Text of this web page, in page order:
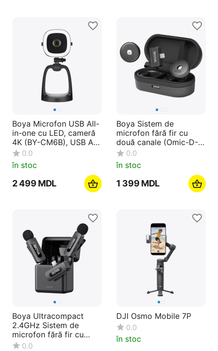
Boya Microfon USB All-
in-one cu LED, cameră
4K (BY-CM6B), USB A
la C (1.2m), negru
0.0
în stoc
2 499 MDL
Boya Sistem de
microfon fără fir cu
două canale (Omic-D-
B), mufă Lightning,
negru
0.0
în stoc
1 399 MDL
Boya Ultracompact
2.4GHz Sistem de
microfon fără fir cu
două canale (BY-V30),
0.0
DJI Osmo Mobile 7P
0.0
în stoc